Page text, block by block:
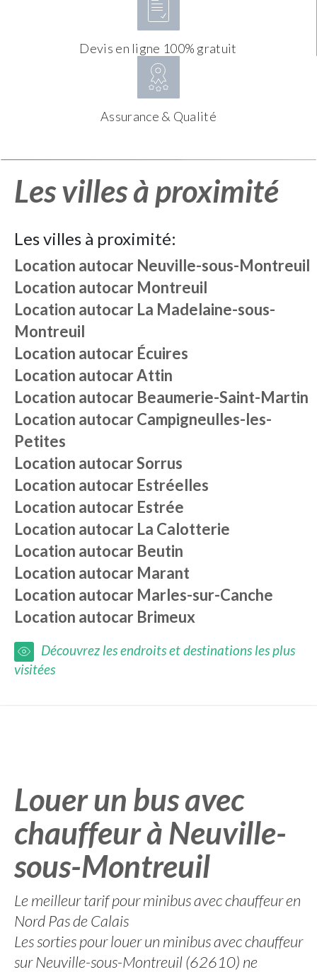
Devis en ligne 100% gratuit
Assurance & Qualité
Les villes à proximité
Les villes à proximité:
Location autocar Neuville-sous-Montreuil
Location autocar Montreuil
Location autocar La Madelaine-sous-
Montreuil
Location autocar Écuires
Location autocarAttin
Location autocar Beaumerie-Saint-Martin
Location autocarCampigneulles-les-
Petites
Location autocarSorrus
Location autocar Estréelles
Location autocar Estrée
Location autocar La Calotterie
Location autocar Beutin
Location autocar Marant
Location autocar Marles-sur-Canche
Location autocar Brimeux
Découvrez les endroits et destinations les plus
visitées
Louer un bus avec
chauffeur à Neuville-
sous-Montreuil
Le meilleur tarif pour minibus avec chauffeur en
Nord Pas de Calais
Les sorties pour louer un minibus avec chauffeur
sur Neuville-sous-Montreuil (62610) ne